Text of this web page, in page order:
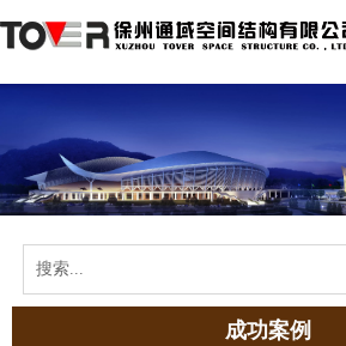
成功案例